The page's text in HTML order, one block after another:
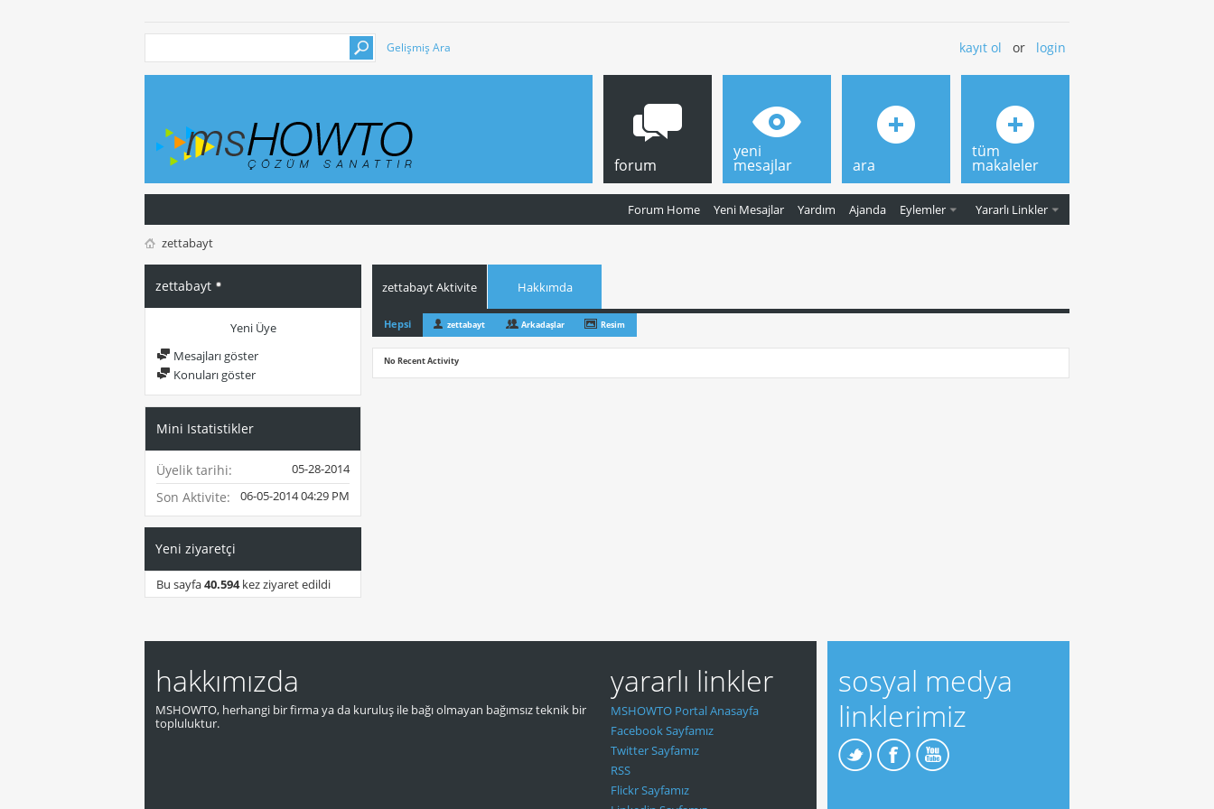
Gelişmiş Ara kayıt ol or login
forum
Forum Home Yeni Mesajlar Yardım Ajanda Eylemler Yararlı Linkler
yeni
mesajlar ara
tüm
makaleler
zettabayt
zettabayt
Yeni Üye
Mesajları göster
Konuları göster
Mini Istatistikler
Üyelik tarihi 05-28-2014
Son Aktivite 06-05-201404:29 PM
Yeni ziyaretçi
Bu sayfa40.594kez ziyaret edildi
zettabayt Aktivite Hakkımda
Hepsi zettabayt Arkadaşlar Resim
No Recent Activity
hakkımızda
MSHOWTO, herhangi bir firma ya da kuruluş ile bağı olmayan bağımsız teknik bir
topluluktur.
yararlı linkler
MSHOWTO Portal Anasayfa
Facebook Sayfamız
Twitter Sayfamız
RSS
Flickr Sayfamız
sosyal medya
linklerimiz